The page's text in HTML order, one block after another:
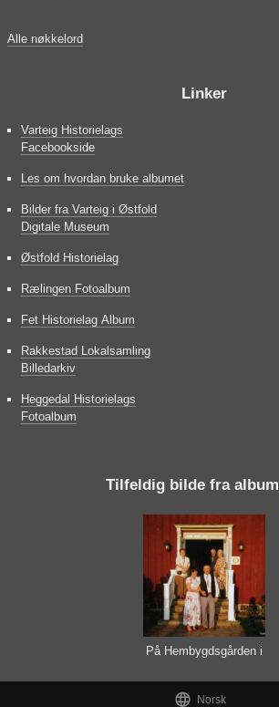
Alle nøkkelord
Linker
Varteig Historielags
Facebookside
Les om hvordan bruke albumet
Bilder fra Varteig i Østfold
Digitale Museum
Østfold Historielag
Rælingen Fotoalbum
Fet Historielag Album
Rakkestad Lokalsamling
Billedarkiv
Heggedal Historielags
Fotoalbum
Tilfeldig bilde fra album
På Hembygdsgården i
 Norsk